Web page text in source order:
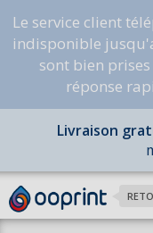
Le service client
indisponible
sont bien
réponse
Livraison